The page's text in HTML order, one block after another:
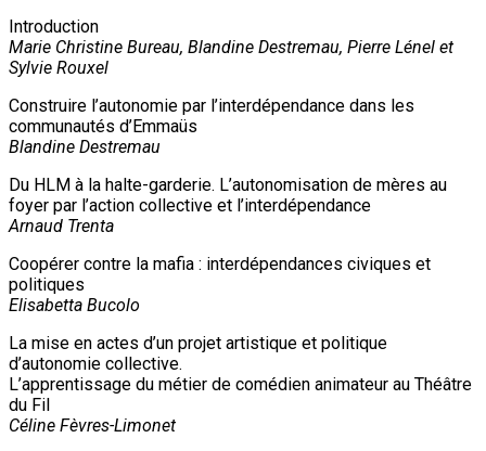
Introduction
Marie Christine Bureau, Blandine Destremau, Pierre Lénel et
Sylvie Rouxel
Construire l’autonomie par l’interdépendance dans les
communautés d’Emmaüs
Blandine Destremau
Du HLM à la halte-garderie. L’autonomisation de mères au
foyer par l’action collective et l’interdépendance
Arnaud Trenta
Coopérer contre la mafia : interdépendances civiques et
politiques
Elisabetta Bucolo
La mise en actes d’un projet artistique et politique
d’autonomie collective.
L’apprentissage du métier de comédien animateur au Théâtre
du Fil
Céline Fèvres-Limonet